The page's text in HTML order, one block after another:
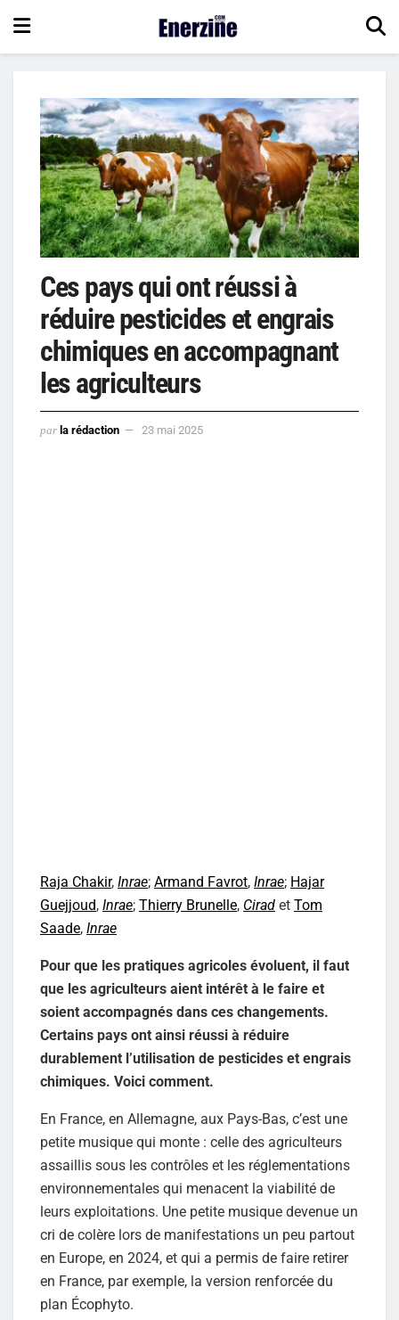
Ces pays qui ont réussi à
réduire pesticides et engrais
chimiques en accompagnant
les agriculteurs
par la rédaction 23 mai 2025
Raja Chakir, Inrae; Armand Favrot, Inrae; Hajar
Guejjoud, Inrae; Thierry Brunelle, Cirad et Tom
Saade, Inrae
Pour que les pratiques agricoles évoluent, il faut
que les agriculteurs aient intérêt à le faire et
soient accompagnés dans ces changements.
Certains pays ont ainsi réussi à réduire
durablement l’utilisation de pesticides et engrais
chimiques. Voici comment.
En France, en Allemagne, aux Pays-Bas, c’est une
petite musique qui monte : celle des agriculteurs
assaillis sous les contrôles et les réglementations
environnementales qui menacent la viabilité de
leurs exploitations. Une petite musique devenue un
cri de colère lors de manifestations un peu partout
en Europe, en 2024, et qui a permis de faire retirer
en France, par exemple, la version renforcée du
plan Écophyto.